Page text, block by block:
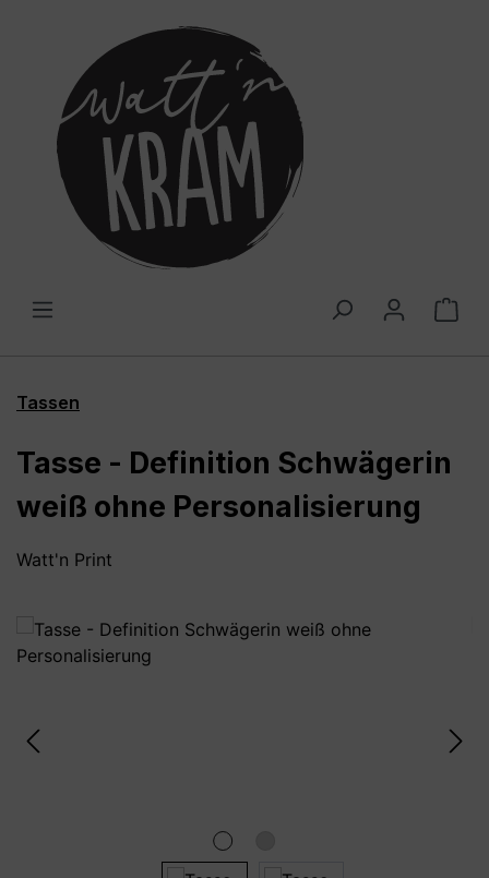
Tassen
Tasse - Definition Schwägerin
weiß ohne Personalisierung
Watt'n Print
Bildergalerie überspringen